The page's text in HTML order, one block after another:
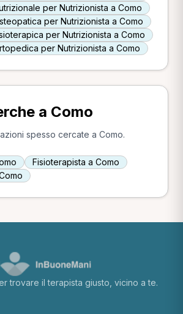
per Nutrizionista a Como
per Nutrizionista a Como
per Nutrizionista a Como
per Nutrizionista a Como
a Como
spesso cercate a Como.
Fisioterapista a Como
trovare il terapista giusto, vicino a te.